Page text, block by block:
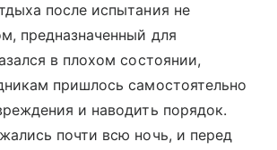
после испытания не
предназначенный для
в плохом состоянии,
пришлось самостоятельно
и наводить порядок.
почти всю ночь, и перед